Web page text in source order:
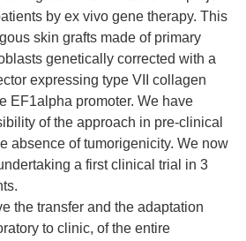
by ex vivo gene therapy. This
skin grafts made of primary
genetically corrected with a
expressing type VII collagen
EF1alpha promoter. We have
of the approach in pre-clinical
absence of tumorigenicity. We now
a first clinical trial in 3
the transfer and the adaptation
to clinic, of the entire